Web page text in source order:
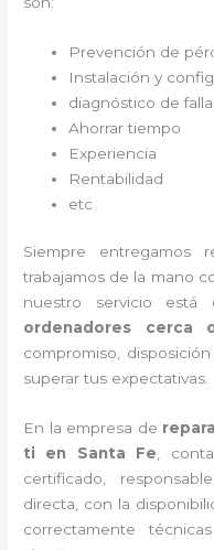
Prevención de
Instalación y
diagnóstico de
Ahorrar tiempo
Experiencia
Rentabilidad
etc
Siempre entregamos
trabajamos de la mano
nuestro servicio
ordenadores
compromiso,
superar tus expectativas.
En la empresa de
ti en Santa Fe ,
certificado,
directa, con la
correctamente